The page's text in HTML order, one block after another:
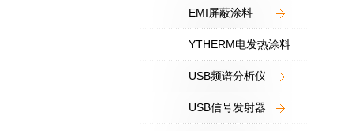
EMI屏蔽涂料
YTHERM电发热涂料
USB频谱分析仪
USB信号发射器